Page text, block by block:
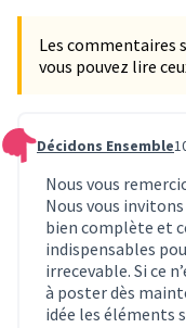
Les commentaires
vous pouvez lire
Commentaire 262
Décidons Ensemble
Nous vous
Nous vous
bien complète et
indispensables
irrecevable. Si ce
à poster dès
idée les éléments